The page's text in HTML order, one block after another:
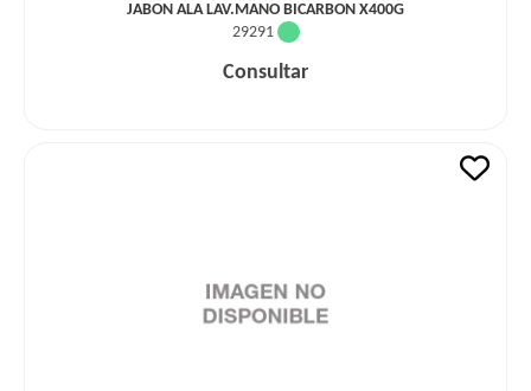
JABON ALA LAV.MANO BICARBON X400G
29291
Consultar